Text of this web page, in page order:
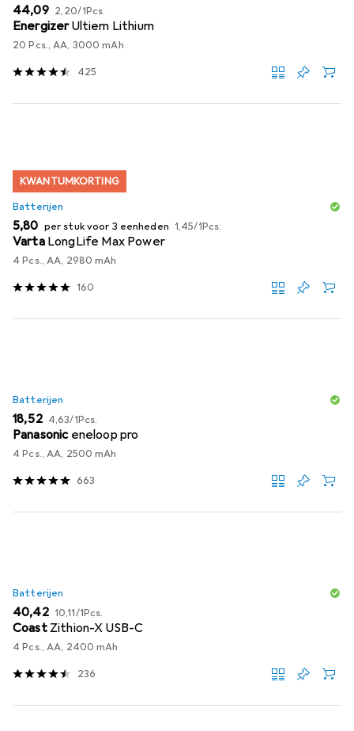
EUR
44,09 EUR
2,20/1Pcs.
EnergizerUltiem Lithium
20 Pcs., AA, 3000 mAh
425
KWANTUMKORTING
Batterijen
EUR
5,80 per stuk voor 3 eenheden EUR
1,45/1Pcs.
Varta LongLife Max Power
4 Pcs., AA, 2980 mAh
160
Batterijen
EUR
18,52 EUR
4,63/1Pcs.
Panasonic eneloop pro
4 Pcs., AA, 2500 mAh
663
Batterijen
EUR
40,42 EUR
10,11/1Pcs.
Coast Zithion-X USB-C
4 Pcs., AA, 2400 mAh
236